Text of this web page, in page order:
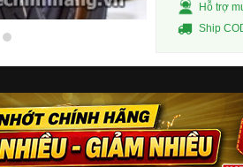
Hỗ trợ
Ship